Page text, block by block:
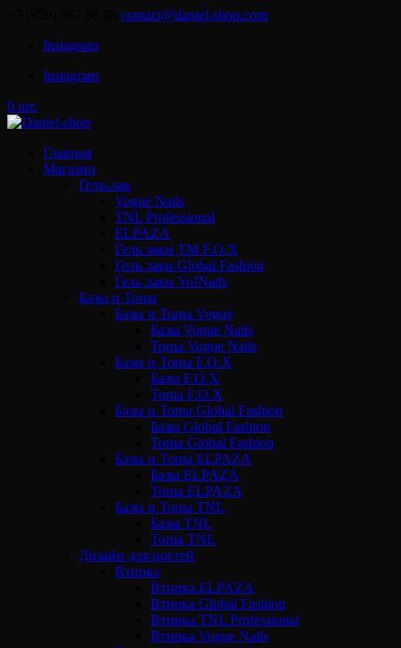
contact@daniel-shop.com
Instagram
Instagram
0 шт.
Главная
Магазин
Гель-лак
Vogue Nails
TNL Professional
ELPAZA
Гель лаки ТМ F.O.X
Гель лаки Global Fashion
Гель лаки Yo!Nails
Базы и Топы
Базы и Топы Vogue
Базы Vogue Nails
Топы Vogue Nails
Базы и Топы F.O.X
Базы F.O.X
Топы F.O.X
Базы и Топы Global Fashion
Базы Global Fashion
Топы Global Fashion
Базы и Топы ELPAZA
Базы ELPAZA
Топы ELPAZA
Базы и Топы TNL
Базы TNL
Топы TNL
Дизайн для ногтей
Втирка
Втирка ELPAZA
Втирка Global Fashion
Втирка TNL Professional
Втирка Vogue Nails